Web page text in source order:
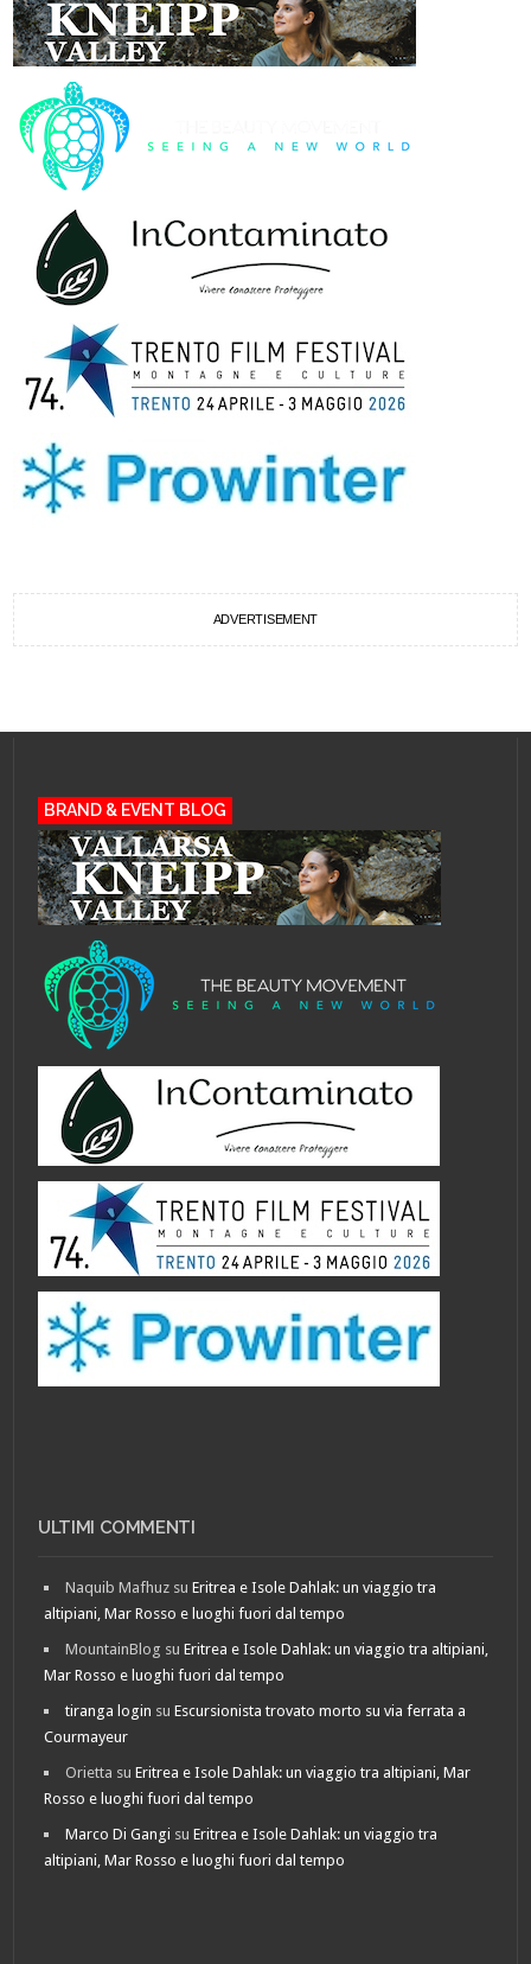
ADVERTISEMENT
BRAND & EVENT BLOG
ULTIMI COMMENTI
Naquib Mafhuz suEritrea e Isole Dahlak: un viaggio tra
altipiani, Mar Rosso e luoghi fuori dal tempo
MountainBlog suEritrea e Isole Dahlak: un viaggio tra altipiani,
Mar Rosso e luoghi fuori dal tempo
tiranga login suEscursionista trovato morto su via ferrata a
Courmayeur
Orietta suEritrea e Isole Dahlak: un viaggio tra altipiani, Mar
Rosso e luoghi fuori dal tempo
Marco Di Gangi suEritrea e Isole Dahlak: un viaggio tra
altipiani, Mar Rosso e luoghi fuori dal tempo